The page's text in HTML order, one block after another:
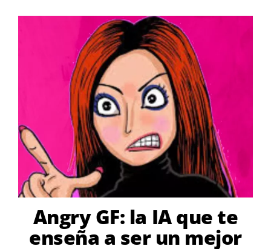
Angry GF: la IA que te
enseña a ser un mejor